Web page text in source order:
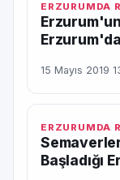
ERZURUMDA
15 Mayıs 2019
ERZURUMDA
Başladığı